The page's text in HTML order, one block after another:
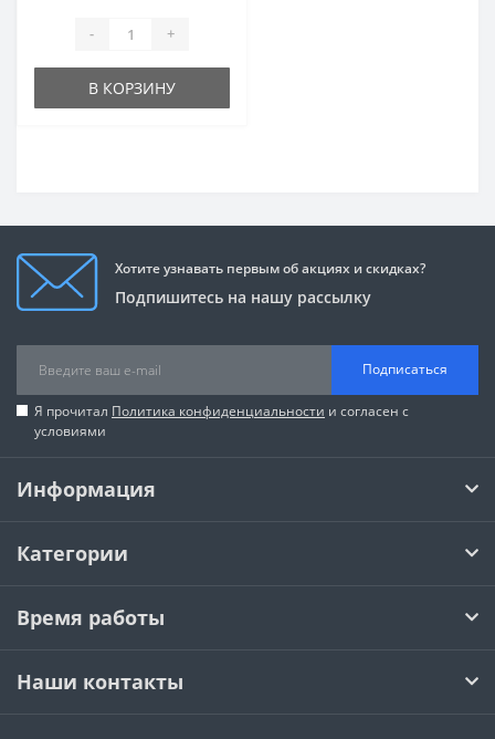
- +
В КОРЗИНУ
Хотите узнавать первым об акциях и скидках?
Подпишитесь на нашу рассылку
Подписаться
Я прочитал Политика конфиденциальности и согласен с
условиями
Информация
Категории
Время работы
Наши контакты